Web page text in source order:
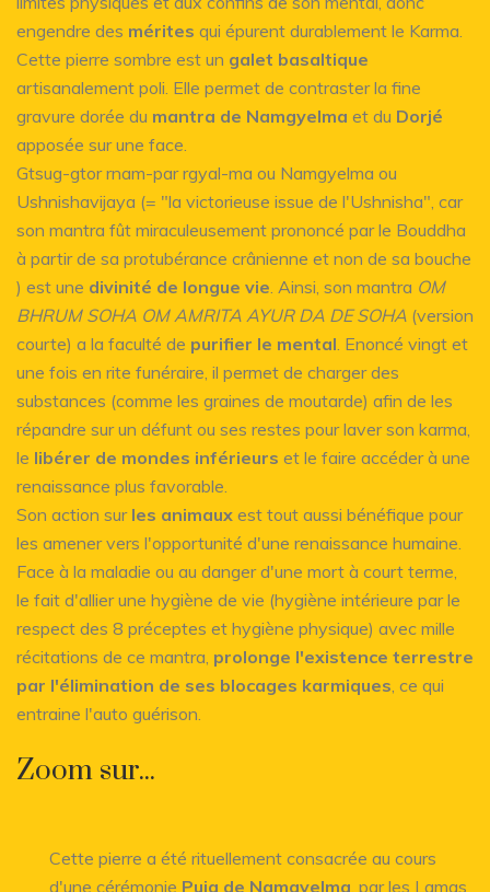
engendre des mérites qui épurent durablement le Karma.
Cette pierre sombre est un galet basaltique
artisanalement poli. Elle permet de contraster la fine
gravure dorée du mantra de Namgyelma et du Dorjé
apposée sur une face.
Gtsug-gtor rnam-par rgyal-ma ou Namgyelma ou
Ushnishavijaya (= "la victorieuse issue de l'Ushnisha", car
son mantra fût miraculeusement prononcé par le Bouddha
à partir de sa protubérance crânienne et non de sa bouche
) est une divinité de longue vie . Ainsi, son mantra OM
BHRUM SOHA OM AMRITA AYUR DA DE SOHA (version
courte) a la faculté de purifier le mental . Enoncé vingt et
une fois en rite funéraire, il permet de charger des
substances (comme les graines de moutarde) afin de les
répandre sur un défunt ou ses restes pour laver son karma,
le libérer de mondes inférieurs et le faire accéder à une
renaissance plus favorable.
Son action sur les animaux est tout aussi bénéfique pour
les amener vers l'opportunité d'une renaissance humaine.
Face à la maladie ou au danger d'une mort à court terme,
le fait d'allier une hygiène de vie (hygiène intérieure par le
respect des 8 préceptes et hygiène physique) avec mille
récitations de ce mantra, prolonge l'existence terrestre
par l'élimination de ses blocages karmiques , ce qui
entraine l'auto guérison.
Zoom sur...
Cette pierre a été rituellement consacrée au cours
d'une cérémonie Puja de Namgyelma , par les Lamas